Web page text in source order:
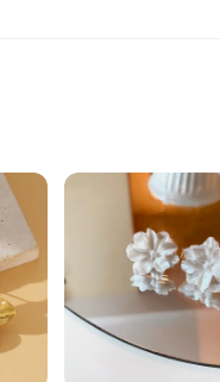
motif that adds a touch of
ensuring durability and
enough to complement any
for various occasions. The
fit and reducing the risk